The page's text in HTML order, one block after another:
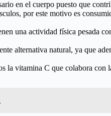
en el cuerpo puesto que
por este motivo es
una actividad física pesada
alternativa natural, ya que
vitamina C que colabora con